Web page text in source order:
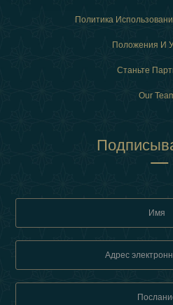
Политика
Положения И
Станьте
Our